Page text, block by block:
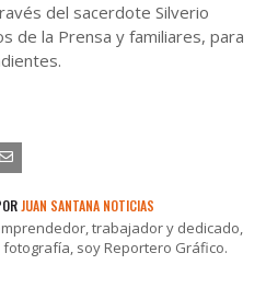
del sacerdote Silverio
de la Prensa y familiares, para
JUAN SANTANA NOTICIAS
trabajador y dedicado,
fotografía, soy Reportero Gráfico.